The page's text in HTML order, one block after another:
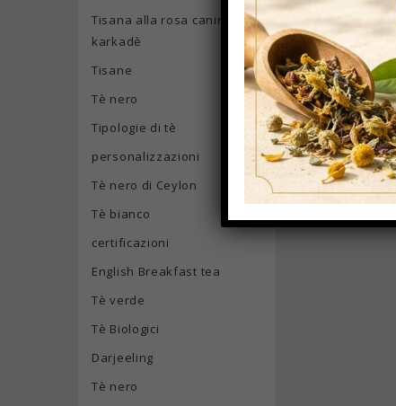
Tisana alla rosa canina e
karkadè
Tisane
Tè nero
Tipologie di tè
personalizzazioni
Tè nero di Ceylon
Tè bianco
certificazioni
English Breakfast tea
Tè verde
Tè Biologici
Darjeeling
Tè nero